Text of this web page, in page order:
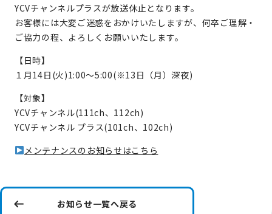
YCVチャンネルプラスが放送休止となります。
お客様には大変ご迷惑をおかけいたしますが、何卒ご理解・
ご協力の程、よろしくお願いいたします。
【日時】
１月14日(火)1:00～5:00(※13日（月）深夜)
【対象】
YCVチャンネル(111ch、112ch)
YCVチャンネル プラス(101ch、102ch)
メンテナンスのお知らせはこちら
お知らせ一覧へ戻る